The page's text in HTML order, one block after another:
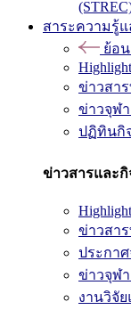
สาระความรู้
ย้อ
ข่าวสา
ข่าวจุฬ
ปฏิทินกิ
ข่าวสารและกิ
ข่าวสา
ประกา
ข่าวจุฬ
งานวิจั